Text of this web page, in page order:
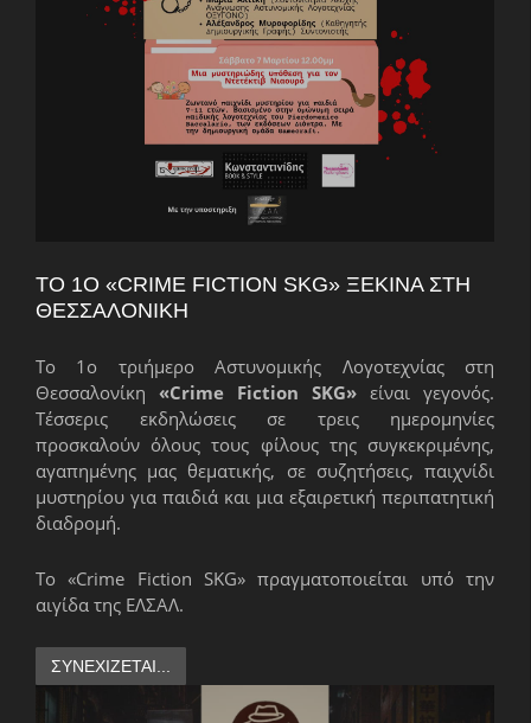
ΤΟ 1Ο «CRIME FICTION SKG» ΞΕΚΙΝΆ ΣΤΗ
ΘΕΣΣΑΛΟΝΊΚΗ
Το 1ο τριήμερο Αστυνομικής Λογοτεχνίας στη
Θεσσαλονίκη «Crime Fiction SKG» είναι γεγονός.
Τέσσερις εκδηλώσεις σε τρεις ημερομηνίες
προσκαλούν όλους τους φίλους της συγκεκριμένης,
αγαπημένης μας θεματικής, σε συζητήσεις, παιχνίδι
μυστηρίου για παιδιά και μια εξαιρετική περιπατητική
διαδρομή.
Το «Crime Fiction SKG» πραγματοποιείται υπό την
αιγίδα της ΕΛΣΑΛ.
ΣΥΝΕΧΊΖΕΤΑΙ...